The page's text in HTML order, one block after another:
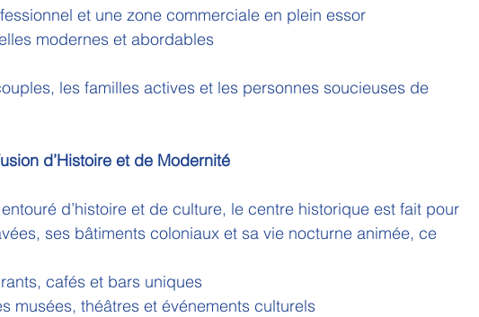
et une zone commerciale en plein essor
modernes et abordables
les familles actives et les personnes soucieuses de
d’Histoire et de Modernité
d’histoire et de culture, le centre historique est fait pour
ses bâtiments coloniaux et sa vie nocturne animée, ce
cafés et bars uniques
musées, théâtres et événements culturels